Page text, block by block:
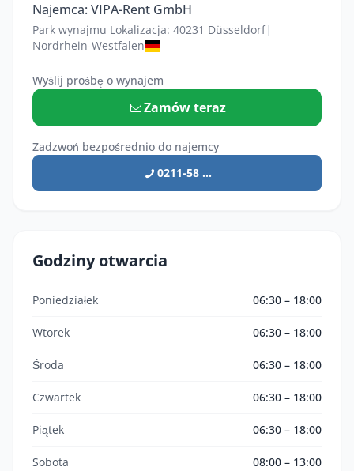
Najemca: VIPA-Rent GmbH
Park wynajmu Lokalizacja: 40231 Düsseldorf|
Nordrhein-Westfalen
Wyślij prośbę o wynajem
Zamów teraz
Zadzwoń bezpośrednio do najemcy
0211-58 ...
Godziny otwarcia
Poniedziałek 06:30 – 18:00
Wtorek 06:30 – 18:00
Środa 06:30 – 18:00
Czwartek 06:30 – 18:00
Piątek 06:30 – 18:00
Sobota 08:00 – 13:00